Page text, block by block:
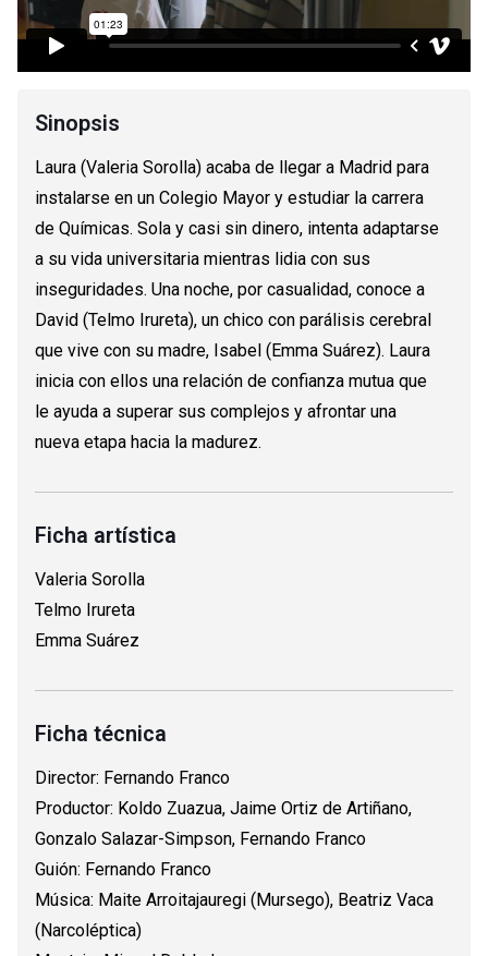
Sinopsis
Laura (Valeria Sorolla) acaba de llegar a Madrid para
instalarse en un Colegio Mayor y estudiar la carrera
de Químicas. Sola y casi sin dinero, intenta adaptarse
a su vida universitaria mientras lidia con sus
inseguridades. Una noche, por casualidad, conoce a
David (Telmo Irureta), un chico con parálisis cerebral
que vive con su madre, Isabel (Emma Suárez). Laura
inicia con ellos una relación de confianza mutua que
le ayuda a superar sus complejos y afrontar una
nueva etapa hacia la madurez.
Ficha artística
Valeria Sorolla
Telmo Irureta
Emma Suárez
Ficha técnica
Director: Fernando Franco
Productor: Koldo Zuazua, Jaime Ortiz de Artiñano,
Gonzalo Salazar-Simpson, Fernando Franco
Guión: Fernando Franco
Música: Maite Arroitajauregi (Mursego), Beatriz Vaca
(Narcoléptica)